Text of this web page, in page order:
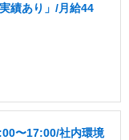
績あり」/月給44
〜17:00/社内環境